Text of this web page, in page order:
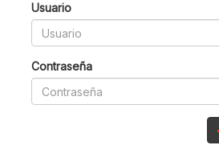
Usuario
Contraseña